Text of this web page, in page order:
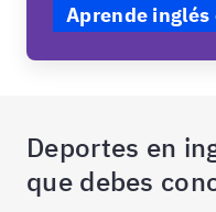
Aprende
Deportes en
que debes